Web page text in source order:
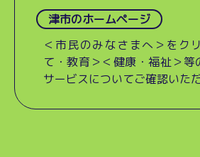
津市のホームページ
＜市民のみなさまへ＞をク
て・教育＞＜健康・福祉＞等
サービスについてご確認いた